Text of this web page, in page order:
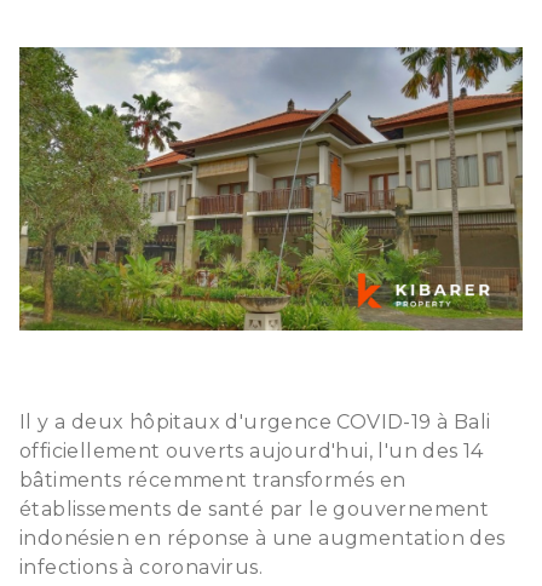
Il y a deux hôpitaux d'urgence COVID-19 à Bali
officiellement ouverts aujourd'hui, l'un des 14
bâtiments récemment transformés en
établissements de santé par le gouvernement
indonésien en réponse à une augmentation des
infections à coronavirus.